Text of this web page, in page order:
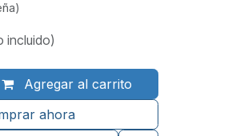
incluido)
Agregar al carrito
ahora